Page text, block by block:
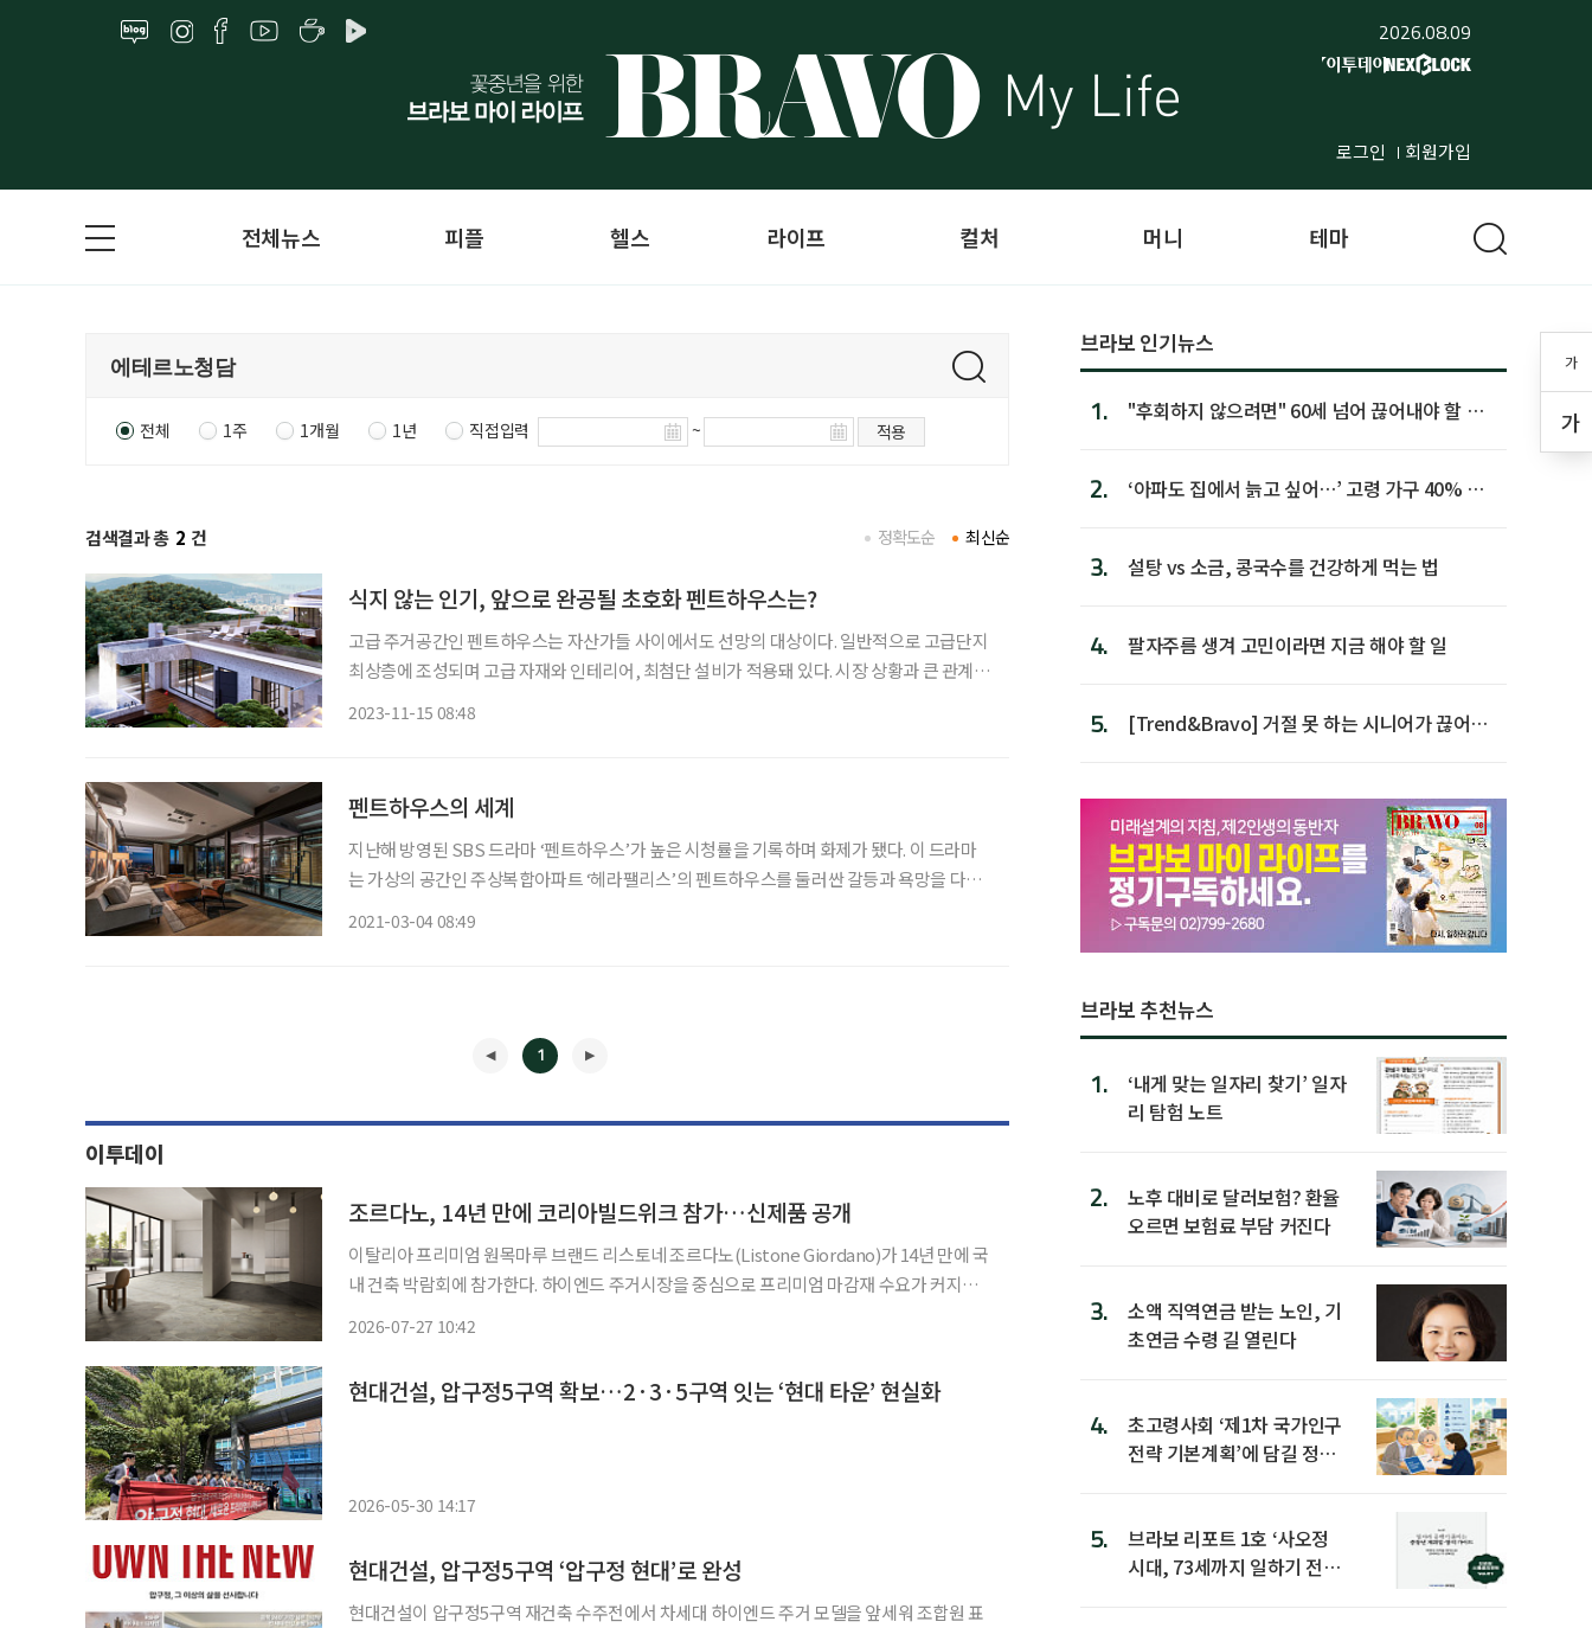
2026.08.09
로그인 회원가입
가
가
전체뉴스 피플 헬스 라이프 컬처 머니 테마
전체 1주 1개월 1년 직접입력 ~ 적용
검색결과 총 2 건 최신순
정확도순
식지 않는 인기, 앞으로 완공될 초호화 펜트하우스는?
고급 주거공간인 펜트하우스는 자산가들 사이에서도 선망의 대상이다. 일반적으로 고급단지
최상층에 조성되며 고급 자재와 인테리어, 최첨단 설비가 적용돼 있다. 시장 상황과 큰 관계없
2023-11-15 08:48
펜트하우스의 세계
지난해 방영된 SBS 드라마 ‘펜트하우스’가 높은 시청률을 기록하며 화제가 됐다. 이 드라마
는 가상의 공간인 주상복합아파트 ‘헤라팰리스’의 펜트하우스를 둘러싼 갈등과 욕망을 다루
2021-03-04 08:49
1
이투데이
조르다노, 14년 만에 코리아빌드위크 참가…신제품 공개
이탈리아 프리미엄 원목마루 브랜드 리스토네 조르다노(Listone Giordano)가 14년 만에 국
내 건축 박람회에 참가한다. 하이엔드 주거시장을 중심으로 프리미엄 마감재 수요가 커지는
2026-07-27 10:42
현대건설, 압구정5구역 확보…2·3·5구역 잇는 ‘현대 타운’ 현실화
2026-05-30 14:17
현대건설, 압구정5구역 ‘압구정 현대’로 완성
현대건설이 압구정5구역 재건축 수주전에서 차세대 하이엔드 주거 모델을 앞세워 조합원 표
브라보 인기뉴스
1.
"후회하지 않으려면" 60세 넘어 끊어내야 할 사
2.
‘아파도 집에서 늙고 싶어…’ 고령 가구 40% 노
3. 설탕 vs 소금, 콩국수를 건강하게 먹는 법
4. 팔자주름 생겨 고민이라면 지금 해야 할 일
5.
[Trend&Bravo] 거절 못 하는 시니어가 끊어야
브라보 추천뉴스
1.
‘내게 맞는 일자리 찾기’ 일자
리 탐험 노트
2.
노후 대비로 달러보험? 환율
오르면 보험료 부담 커진다
3.
소액 직역연금 받는 노인, 기
초연금 수령 길 열린다
4.
초고령사회 ‘제1차 국가인구
전략 기본계획’에 담길 정책
5.
브라보 리포트 1호 ‘사오정
시대, 73세까지 일하기 전략’